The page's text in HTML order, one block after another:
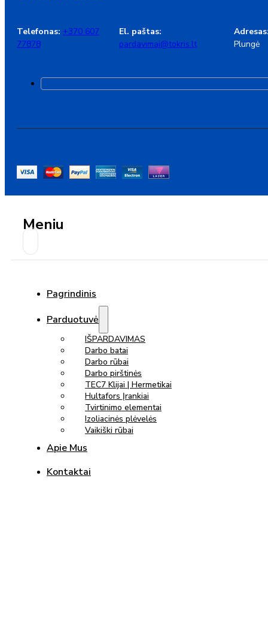
Telefonas: +370 607
77878
El. paštas:
pardavimai@tokris.lt
Plungė
Meniu
Pagrindinis
Parduotuvė
IŠPARDAVIMAS
Darbo batai
Darbo rūbai
Darbo pirštinės
TEC7 Klijai | Hermetikai
Hultafors Įrankiai
Tvirtinimo elementai
Izoliacinės plėvelės
Vaikiški rūbai
Apie Mus
Kontaktai